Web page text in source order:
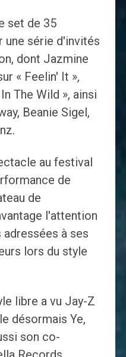
set de 35
une série d'invités
dont Jazmine
« Feelin' It »,
The Wild », ainsi
Beanie Sigel,
au festival
de
de
l'attention
à ses
lors du style
libre a vu Jay-Z
désormais Ye,
son co-